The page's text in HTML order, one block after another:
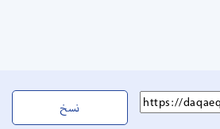
نسخ